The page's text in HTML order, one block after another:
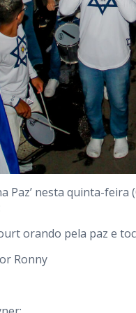
Paz’ nesta quinta-
orando pela paz e
Ronny